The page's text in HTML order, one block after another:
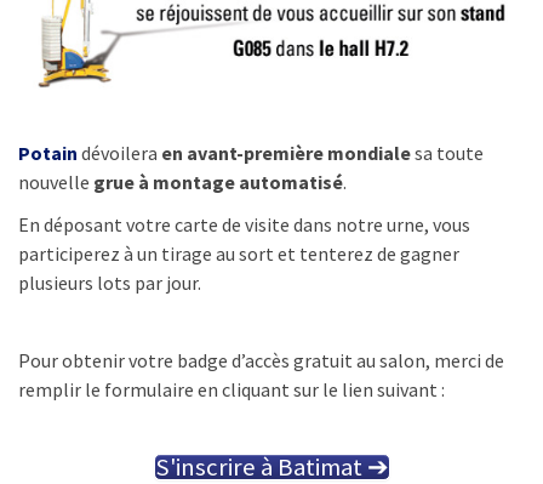
Potain dévoilera en avant-première mondialesa toute
nouvelle grue à montage automatisé.
En déposant votre carte de visite dans notre urne, vous
participerez à un tirage au sort et tenterez de gagner
plusieurs lots par jour.
Pour obtenir votre badge d’accès gratuit au salon, merci de
remplir le formulaire en cliquant sur le lien suivant :
S'inscrire à Batimat ➔